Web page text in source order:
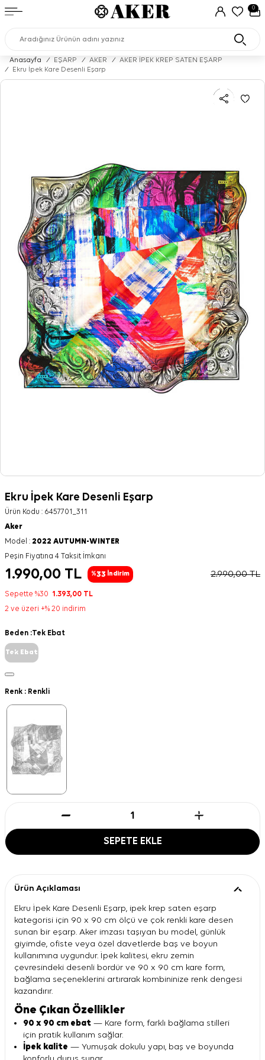
0
Anasayfa / EŞARP / AKER /
AKER İPEK KREP SATEN EŞARP
/
Ekru İpek Kare Desenli Eşarp
Ekru İpek Kare Desenli Eşarp
Ürün Kodu : 6457701_311
Aker
Model : 2022 AUTUMN-WINTER
Peşin Fiyatına 4 Taksit İmkanı
1.990,00 TL %33 İndirim 2.990,00TL
Sepette %30 1.393,00 TL
2 ve üzeri +% 20 indirim
Beden :Tek Ebat
Tek Ebat
Renk : Renkli
SEPETE EKLE
Ürün Açıklaması
Ekru İpek Kare Desenli Eşarp, ipek krep saten eşarp
kategorisi için 90 x 90 cm ölçü ve çok renkli kare desen
sunan bir eşarp. Aker imzası taşıyan bu model, günlük
giyimde, ofiste veya özel davetlerde baş ve boyun
kullanımına uygundur. İpek kalitesi, ekru zemin
çevresindeki desenli bordür ve 90 x 90 cm kare form,
bağlama seçeneklerini artırarak kombininize renk dengesi
kazandırır.
Öne Çıkan Özellikler
90 x 90 cm ebat — Kare form, farklı bağlama stilleri
için pratik kullanım sağlar.
İpek kalite — Yumuşak dokulu yapı, baş ve boyunda